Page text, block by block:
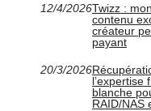
12/4/2026Twizz :
contenu
créateur
payant
20/3/2026
l’expertise
blanche
RAID/NAS